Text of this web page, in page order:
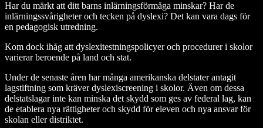
Har du märkt att ditt barns inlärningsförmåga minskar? Har de
inlärningssvårigheter och tecken på dyslexi? Det kan vara dags för
en pedagogisk utredning.
Kom dock ihåg att dyslexitestningspolicyer och procedurer i skolor
varierar beroende på land och stat.
Under de senaste åren har många amerikanska delstater antagit
lagstiftning som kräver dyslexiscreening i skolor. Även om dessa
delstatslagar inte kan minska det skydd som ges av federal lag, kan
de etablera nya rättigheter och skydd för eleven och nya ansvar för
skolan eller distriktet.